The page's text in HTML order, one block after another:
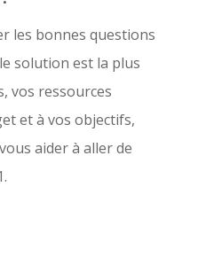
les bonnes questions
solution est la plus
vos ressources
et à vos objectifs,
aider à aller de